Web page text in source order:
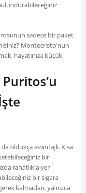
sadece bir paket
Montecristo'nun
hayatınıza küçük
oldukça avantajlı. Kısa
bir
rahatlıkla yer
bir sigara
kalmadan, yalnızca